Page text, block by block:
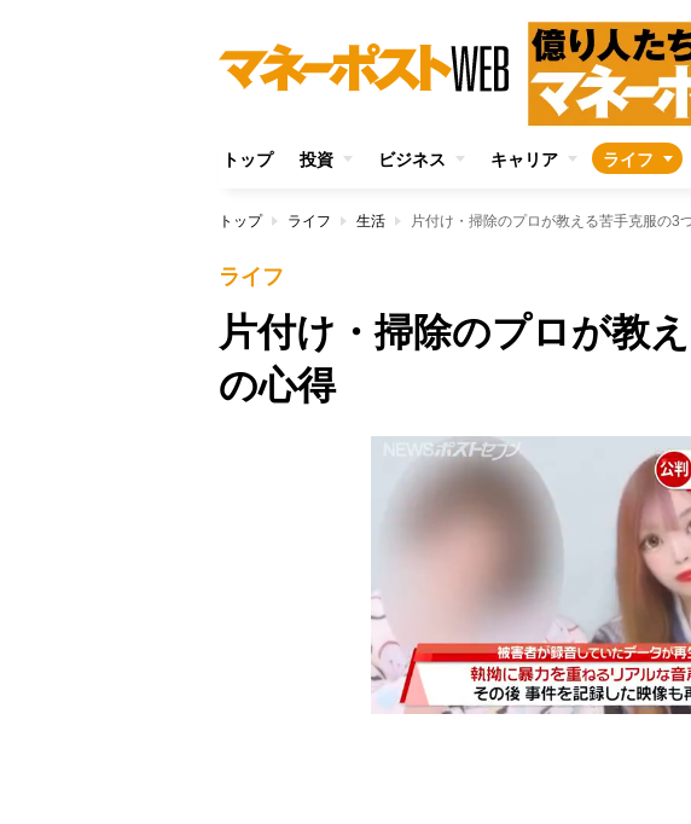
トップ 投資 ビジネス キャリア ライフ
トップ ライフ 生活 片付け・掃除のプロが教える苦手克服の3
ライフ
片付け・掃除のプロが教
の心得